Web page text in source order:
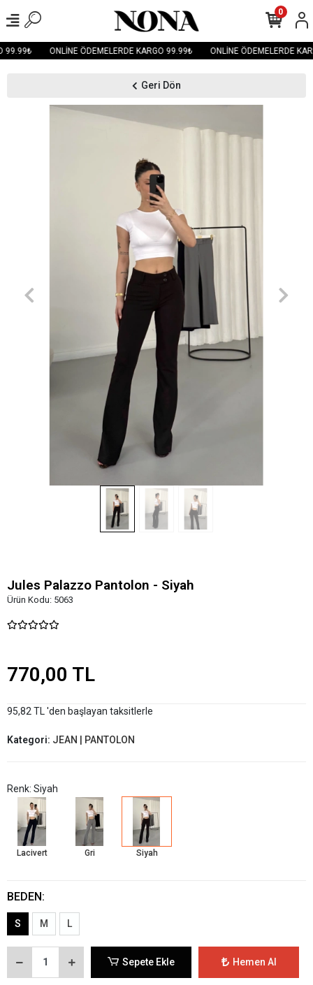
99.99₺ ONLİNE ÖDEMELERDE KARGO 99.99₺ ONLİNE ÖDEMELERDE
0
Geri Dön
Jules Palazzo Pantolon - Siyah
Ürün Kodu: 5063
770,00 TL
95,82 TL 'den başlayan taksitlerle
Kategori: JEAN | PANTOLON
Renk: Siyah
Lacivert Gri Siyah
BEDEN:
S M L
Sepete Ekle Hemen Al